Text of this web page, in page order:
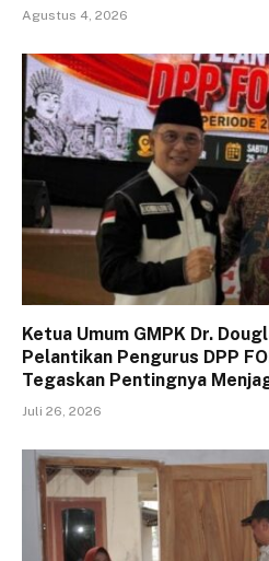
Agustus 4, 2026
Ketua Umum GMPK Dr.
Pelantikan Pengurus DPP
Tegaskan Pentingnya
Juli 26, 2026